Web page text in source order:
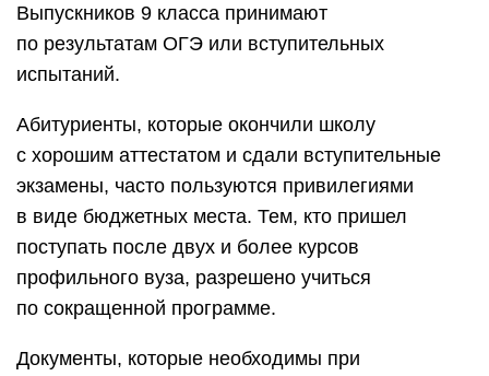
Выпускников 9 класса принимают
по результатам ОГЭ или вступительных
испытаний.
Абитуриенты, которые окончили школу
с хорошим аттестатом и сдали вступительные
экзамены, часто пользуются привилегиями
в виде бюджетных места. Тем, кто пришел
поступать после двух и более курсов
профильного вуза, разрешено учиться
по сокращенной программе.
Документы, которые необходимы при